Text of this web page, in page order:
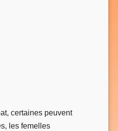
certaines peuvent
les femelles